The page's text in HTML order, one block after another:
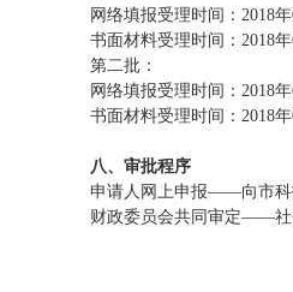
网络填报受理时间：2018
书面材料受理时间：2018
第二批：
网络填报受理时间：2018
书面材料受理时间：2018
八、审批程序
申请人网上申报——向市
财政委员会共同审定——